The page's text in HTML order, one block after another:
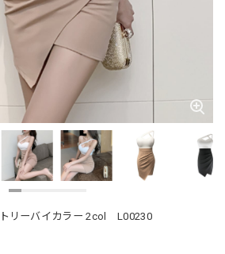
リーバイカラー 2col L00230